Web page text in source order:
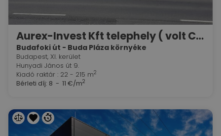
Aurex-Invest Kft telephely ( volt Caola)
Budafoki út - Buda Pláza környéke
Budapest, XI. kerület
Hunyadi János út 9.
Kiadó raktár : 22 - 215 m2
Bérleti díj: 8 - 11 €/m2